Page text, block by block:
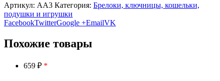
Артикул: AA3 Категория: Брелоки, ключницы, кошельки,
подушки и игрушки
FacebookTwitterGoogle +EmailVK
Похожие товары
659 ₽ *